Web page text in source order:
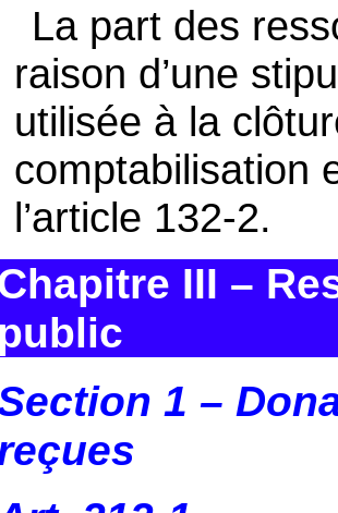
La part des
raison d’une
utilisée à la
comptabilisation
l’article 132-2.
III –
1 –